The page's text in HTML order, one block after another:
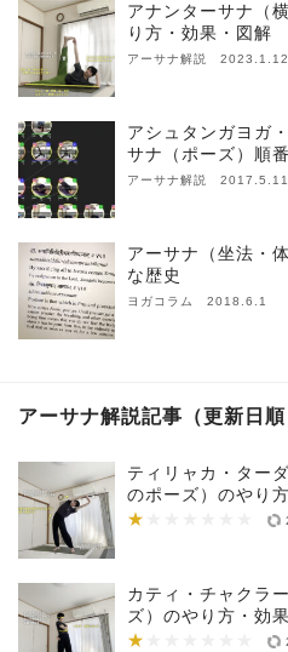
アナンターサナ（
り方・効果・図解
アーサナ解説 2023.1.12
アシュタンガヨガ
サナ（ポーズ）順
アーサナ解説 2017.5.11
アーサナ（坐法・
な歴史
ヨガコラム 2018.6.1
アーサナ解説記事（更新日順
ティリャカ・ター
のポーズ）のやり
★
★★★★★★★
カティ・チャクラ
ズ）のやり方・効
★
★★★★★★★